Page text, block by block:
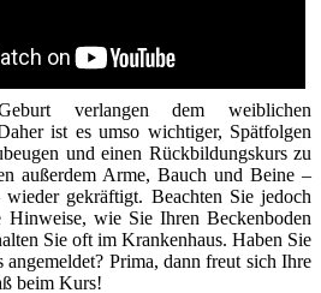
verlangen dem weiblichen
ist es umso wichtiger, Spätfolgen
und einen Rückbildungskurs zu
außerdem Arme, Bauch und Beine –
gekräftigt. Beachten Sie jedoch
Hinweise, wie Sie Ihren Beckenboden
Sie oft im Krankenhaus. Haben Sie
Prima, dann freut sich Ihre
beim Kurs!